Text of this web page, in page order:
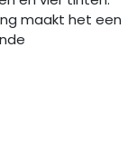
maakt het een